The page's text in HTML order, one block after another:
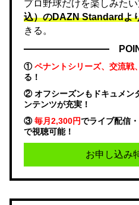
プロ野球だけを楽しみたい
込）のDAZN Standard​よ
きる。
①ペナントシリーズ、交流戦
る！
② オフシーズンもドキュメン
ンテンツが充実！
③毎月2,300円でライブ配信
で視聴可能！
お申し込み